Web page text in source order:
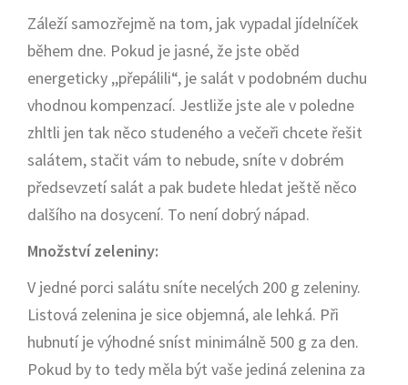
Záleží samozřejmě na tom, jak vypadal jídelníček
během dne. Pokud je jasné, že jste oběd
energeticky ,,přepálili“, je salát v podobném duchu
vhodnou kompenzací. Jestliže jste ale v poledne
zhltli jen tak něco studeného a večeři chcete řešit
salátem, stačit vám to nebude, sníte v dobrém
předsevzetí salát a pak budete hledat ještě něco
dalšího na dosycení. To není dobrý nápad.
Množství zeleniny:
V jedné porci salátu sníte necelých 200 g zeleniny.
Listová zelenina je sice objemná, ale lehká. Při
hubnutí je výhodné sníst minimálně 500 g za den.
Pokud by to tedy měla být vaše jediná zelenina za